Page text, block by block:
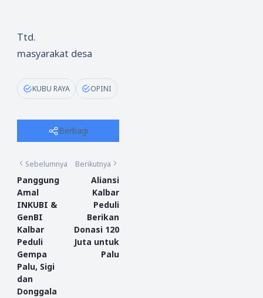
Ttd.
masyarakat desa
KUBU RAYA OPINI
Berbagi
Sebelumnya
Panggung
Amal
INKUBI &
GenBI
Kalbar
Peduli
Gempa
Palu, Sigi
dan
Donggala
Berikutnya
Aliansi
Kalbar
Peduli
Berikan
Donasi 120
Juta untuk
Palu